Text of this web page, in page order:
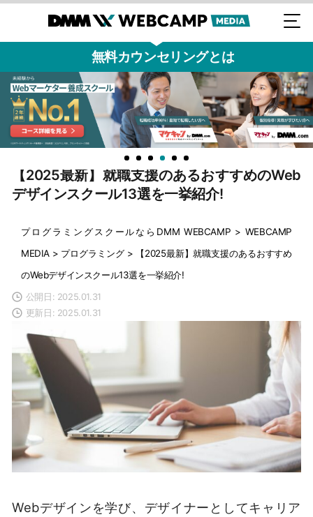
無料カウンセリングとは
【2025最新】就職支援のあるおすすめのWeb
デザインスクール13選を一挙紹介!
プログラミングスクールならDMM WEBCAMP > WEBCAMP
MEDIA > プログラミング>
【2025最新】就職支援のあるおすすめ
のWebデザインスクール13選を一挙紹介!
公開日: 2025.01.31
更新日: 2025.01.31
Webデザインを学び、デザイナーとしてキャリア